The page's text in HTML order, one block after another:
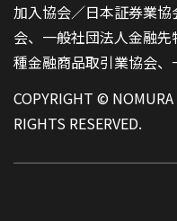
加入協会／日本証券業
会、一般社団法人金融
種金融商品取引業協会
COPYRIGHT ©
RIGHTS RESERVED.